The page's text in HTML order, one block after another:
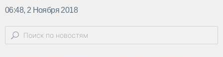
06:48, 2 Ноября 2018